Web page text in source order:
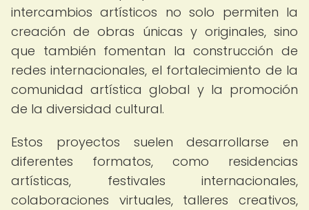
intercambios artísticos no solo permiten la
creación de obras únicas y originales, sino
que también fomentan la construcción de
redes internacionales, el fortalecimiento de la
comunidad artística global y la promoción
de la diversidad cultural.
Estos proyectos suelen desarrollarse en
diferentes formatos, como residencias
artísticas, festivales internacionales,
colaboraciones virtuales, talleres creativos,